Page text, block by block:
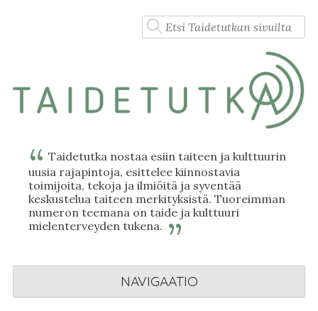
Taidetutka nostaa esiin taiteen ja kulttuurin
uusia rajapintoja, esittelee kiinnostavia
toimijoita, tekoja ja ilmiöitä ja syventää
keskustelua taiteen merkityksistä. Tuoreimman
numeron teemana on taide ja kulttuuri
mielenterveyden tukena.
NAVIGAATIO